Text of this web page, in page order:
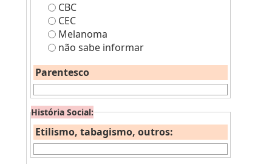
CBC
CEC
Melanoma
não sabe informar
Parentesco
História Social:
Etilismo, tabagismo, outros: